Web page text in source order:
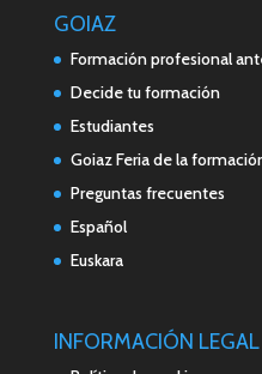
GOIAZ
Formación profesional
Decide tu formación
Estudiantes
Goiaz Feria de la
Preguntas frecuentes
Español
Euskara
INFORMACIÓN LEGAL